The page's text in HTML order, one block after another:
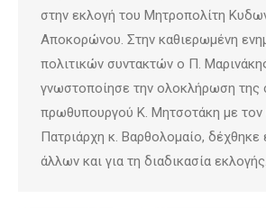
στην εκλογή του Μητροπολίτη
Αποκορώνου. Στην καθιερωμένη
πολιτικών συντακτών ο Π.
γνωστοποίησε την ολοκλήρωση της
πρωθυπουργού Κ. Μητσοτάκη με τον
Πατριάρχη κ. Βαρθολομαίο, δέχθηκε
άλλων και για τη διαδικασία